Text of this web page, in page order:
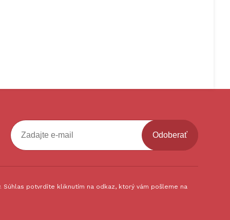
Odoberať
potvrdíte kliknutím na odkaz, ktorý vám pošleme na